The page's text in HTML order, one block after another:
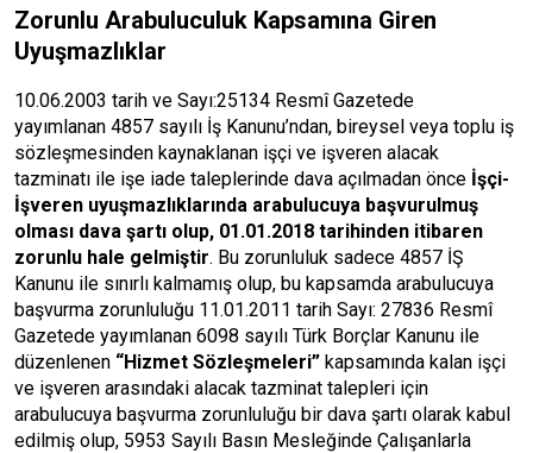
Zorunlu Arabuluculuk Kapsamına Giren
Uyuşmazlıklar
10.06.2003 tarih ve Sayı:25134 Resmî Gazetede
yayımlanan 4857 sayılı İş Kanunu’ndan, bireysel veya toplu iş
sözleşmesinden kaynaklanan işçi ve işveren alacak
tazminatı ile işe iade taleplerinde dava açılmadan önce İşçi-
İşveren uyuşmazlıklarında arabulucuya başvurulmuş
olması dava şartı olup, 01.01.2018 tarihinden itibaren
zorunlu hale gelmiştir. Bu zorunluluk sadece 4857 İŞ
Kanunu ile sınırlı kalmamış olup, bu kapsamda arabulucuya
başvurma zorunluluğu 11.01.2011 tarih Sayı: 27836 Resmî
Gazetede yayımlanan 6098 sayılı Türk Borçlar Kanunu ile
düzenlenen “Hizmet Sözleşmeleri” kapsamında kalan işçi
ve işveren arasındaki alacak tazminat talepleri için
arabulucuya başvurma zorunluluğu bir dava şartı olarak kabul
edilmiş olup, 5953 Sayılı Basın Mesleğinde Çalışanlarla